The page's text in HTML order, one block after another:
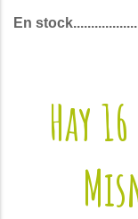
En stock
Hay